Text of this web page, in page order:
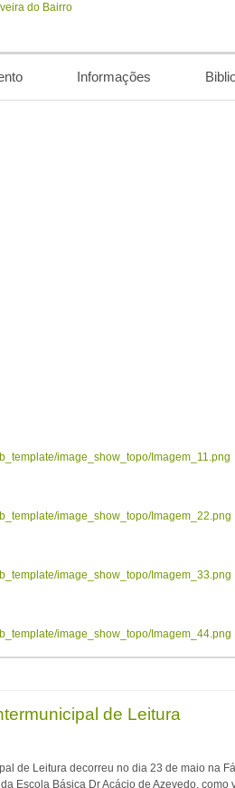
Informações
image_show_topo/Imagem_11.png
image_show_topo/Imagem_22.png
image_show_topo/Imagem_33.png
image_show_topo/Imagem_44.png
de Leitura
de Leitura decorreu no dia 23 de maio na
Escola Básica Dr Acácio de Azevedo,